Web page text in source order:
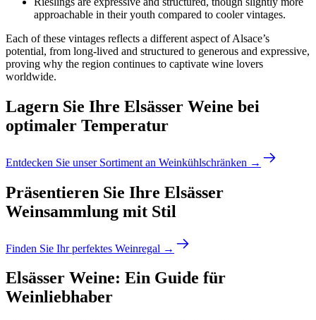
approachable in their youth compared to cooler vintages.
Each of these vintages reflects a different aspect of Alsace’s
potential, from long-lived and structured to generous and expressive,
proving why the region continues to captivate wine lovers
worldwide.
Lagern Sie Ihre Elsässer Weine bei
optimaler Temperatur
Entdecken Sie unser Sortiment an Weinkühlschränken →
Präsentieren Sie Ihre Elsässer
Weinsammlung mit Stil
Finden Sie Ihr perfektes Weinregal →
Elsässer Weine: Ein Guide für
Weinliebhaber